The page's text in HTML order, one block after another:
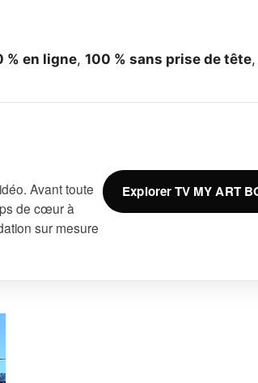
% en ligne, 100 % sans prise de tête,
Avant toute
de cœur à
sur mesure
Explorer TV MY ART